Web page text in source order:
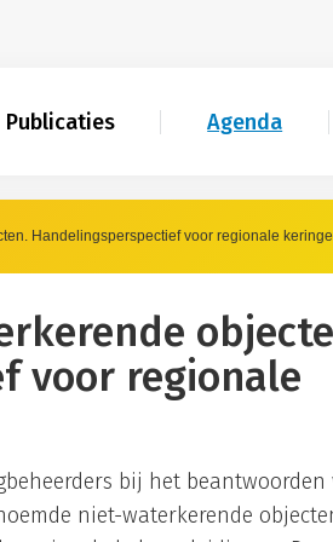
Publicaties Agenda
Handelingsperspectief voor regionale
voor regionale
bij het beantwoorden
niet-waterkerende